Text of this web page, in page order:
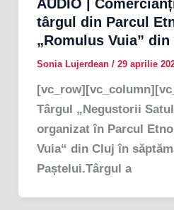
AUDIO |
târgul din Parcul
„Romulus Vuia”
Sonia Lujerdean / 29 aprilie
Târgul „Negustorii
organizat în Parcul
Vuia“ din Cluj în
Paștelui.Târgul a